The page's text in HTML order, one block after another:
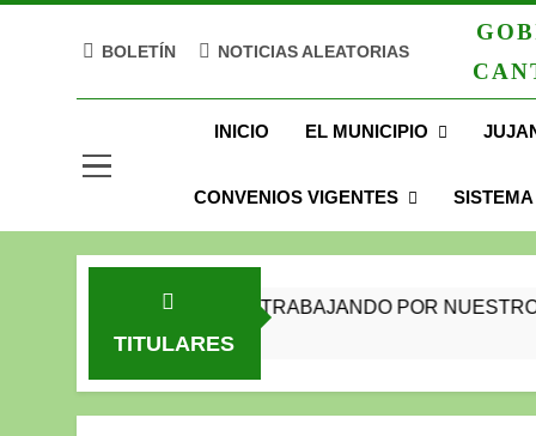
BOLETÍN NOTICIAS ALEATORIAS
INICIO EL MUNICIPIO
CONVENIOS VIGENTES
TITULARES
UNIDOS TRABAJANDO POR NUESTRO QUERIDO
4 Años Atrás